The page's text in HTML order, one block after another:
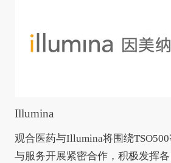
Illumina
观合医药与Illumina将围绕
与服务开展紧密合作，积极发挥